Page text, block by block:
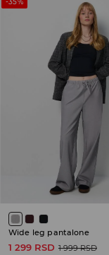
Wide leg pantalone
1 299 RSD 1 999 RSD